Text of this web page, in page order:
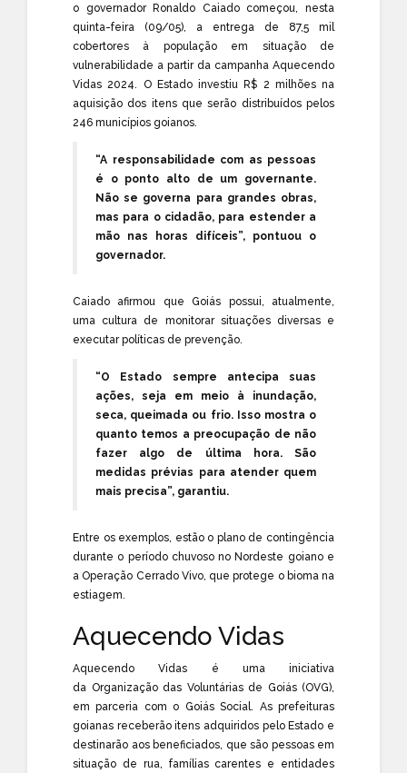
o governador Ronaldo Caiado começou, nesta
quinta-feira (09/05), a entrega de 87,5 mil
cobertores à população em situação de
vulnerabilidade a partir da campanha Aquecendo
Vidas 2024. O Estado investiu R$ 2 milhões na
aquisição dos itens que serão distribuídos pelos
246 municípios goianos.
“A responsabilidade com as pessoas
é o ponto alto de um governante.
Não se governa para grandes obras,
mas para o cidadão, para estender a
mão nas horas difíceis”, pontuou o
governador.
Caiado afirmou que Goiás possui, atualmente,
uma cultura de monitorar situações diversas e
executar políticas de prevenção.
“O Estado sempre antecipa suas
ações, seja em meio à inundação,
seca, queimada ou frio. Isso mostra o
quanto temos a preocupação de não
fazer algo de última hora. São
medidas prévias para atender quem
mais precisa”, garantiu.
Entre os exemplos, estão o plano de contingência
durante o período chuvoso no Nordeste goiano e
a Operação Cerrado Vivo, que protege o bioma na
estiagem.
Aquecendo Vidas
Aquecendo Vidas é uma iniciativa
da Organização das Voluntárias de Goiás(OVG),
em parceria com o Goiás Social. As prefeituras
goianas receberão itens adquiridos pelo Estado e
destinarão aos beneficiados, que são pessoas em
situação de rua, famílias carentes e entidades